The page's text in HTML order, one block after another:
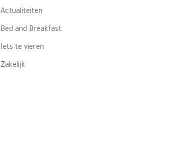
Actualiteiten
Bed and Breakfast
Iets te vieren
Zakelijk